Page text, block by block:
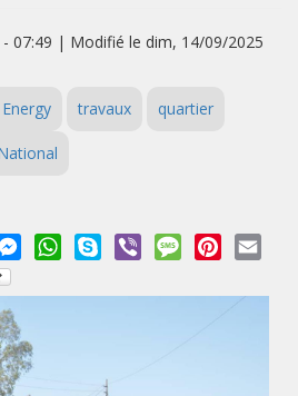
07:49 | Modifié le dim, 14/09/2025
travaux quartier
MessengerWhatsApp
Skype Viber MessagePinterest